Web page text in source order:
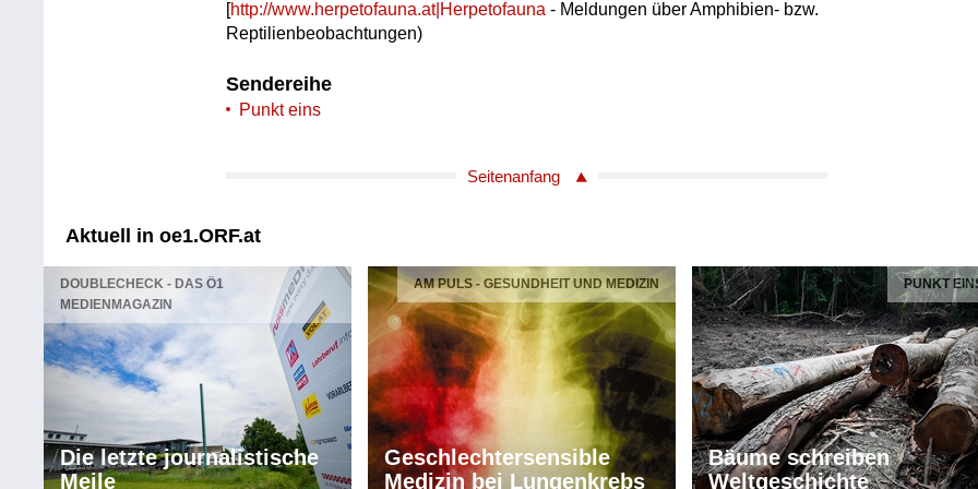
[http://www.herpetofauna.at|Herpetofauna - Meldungen über Amphibien- bzw.
Reptilienbeobachtungen)
Sendereihe
Punkt eins
Seitenanfang
Aktuell in oe1.ORF.at
DOUBLECHECK - DAS Ö1
MEDIENMAGAZIN
Die letzte journalistische
Meile
AM PULS - GESUNDHEIT UND MEDIZIN
Geschlechtersensible
Medizin bei Lungenkrebs
PUNKT
Bäume schreiben
Weltgeschichte